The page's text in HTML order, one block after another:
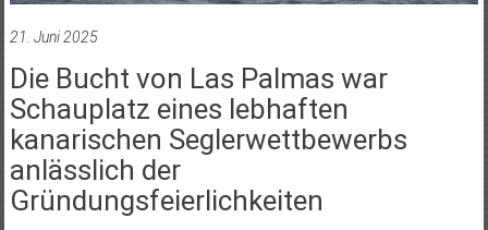
21. Juni 2025
Die Bucht von Las Palmas war
Schauplatz eines lebhaften
kanarischen Seglerwettbewerbs
anlässlich der
Gründungsfeierlichkeiten